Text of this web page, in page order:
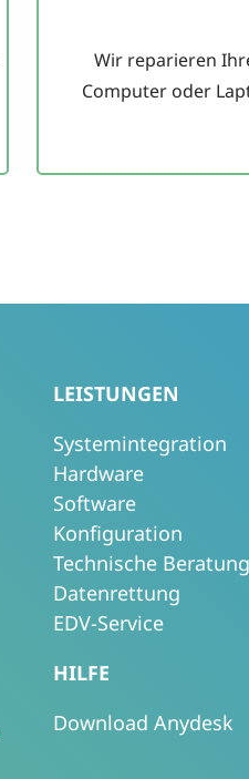
Wir reparieren
Computer oder
LEISTUNGEN
Systemintegration
Hardware
Software
Konfiguration
Technische Beratung
Datenrettung
EDV-Service
HILFE
Download Anydesk